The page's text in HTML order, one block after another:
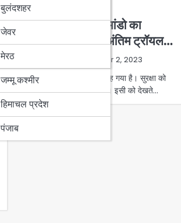
बुलंदशहर
जेवर
मेरठ
बिहार
पंजाब
हरियाणा
जम्मू कश्मीर
हिमाचल प्रदेश
पंजाब
जय हिन्द जनाब चैनल
जी 20 को लेकर कमांडो का
हेलीकॉप्टर के साथ अंतिम ट्रॉयल…
September 2, 2023
20 में अब केवल एक सप्ताह रह गया है। सुरक्षा को
लेकर तैयारी अंतिम चरण में है। इसी को देखते…